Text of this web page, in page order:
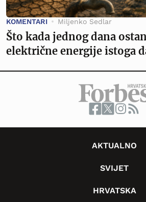
KOMENTARI Miljenko Sedlar
Što kada jednog dana
električne energije istoga
AKTUALNO
SVIJET
HRVATSKA